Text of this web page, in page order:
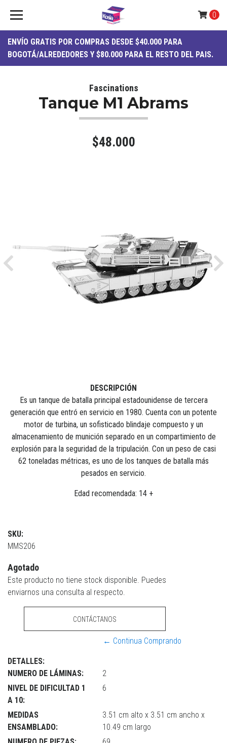
ENVÍO GRATIS POR COMPRAS DESDE $40.000 PARA
BOGOTÁ/ALREDEDORES Y $80.000 PARA EL RESTO DEL PAIS.
0
Fascinations
Tanque M1 Abrams
$48.000
Previous
DESCRIPCIÓN
Es un tanque de batalla principal estadounidense de tercera
generación que entró en servicio en 1980. Cuenta con un potente
motor de turbina, un sofisticado blindaje compuesto y un
almacenamiento de munición separado en un compartimiento de
explosión para la seguridad de la tripulación. Con un peso de casi
62 toneladas métricas, es uno de los tanques de batalla más
pesados en servicio.
Edad recomendada: 14 +
SKU:
MMS206
Agotado
Este producto no tiene stock disponible. Puedes
enviarnos una consulta al respecto.
CONTÁCTANOS
← Continua Comprando
DETALLES:
NUMERO DE LÁMINAS:
2
NIVEL DE DIFICULTAD 1
A 10:
6
MEDIDAS
ENSAMBLADO:
3.51 cm alto x 3.51 cm ancho x
10.49 cm largo